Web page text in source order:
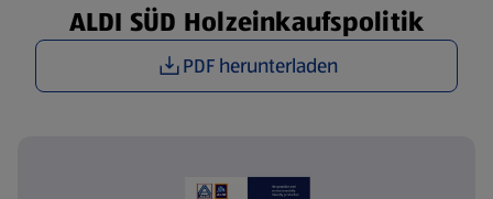
ALDI SÜD Holzeinkaufspolitik
PDF herunterladen